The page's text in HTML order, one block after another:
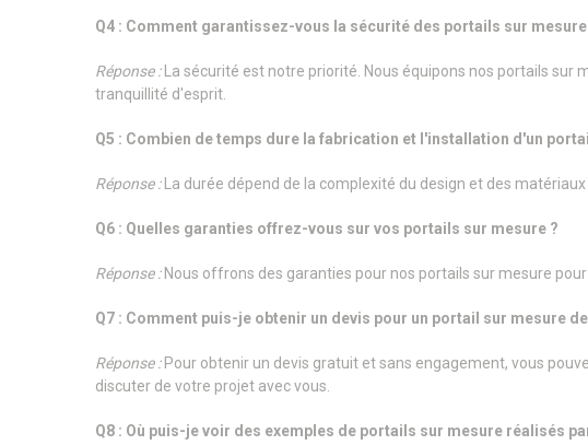
Q4 : Comment garantissez-vous la sécurité des portails sur mesure
Réponse :La sécurité est notre priorité. Nous équipons nos portails sur
tranquillité d'esprit.
Q5 : Combien de temps dure la fabrication et l'installation d'un
Réponse :La durée dépend de la complexité du design et des
Q6 : Quelles garanties offrez-vous sur vos portails sur mesure ?
Réponse :Nous offrons des garanties pour nos portails sur mesure
Q7 : Comment puis-je obtenir un devis pour un portail sur mesure
Réponse :Pour obtenir un devis gratuit et sans engagement, vous
discuter de votre projet avec vous.
Q8 : Où puis-je voir des exemples de portails sur mesure réalisés